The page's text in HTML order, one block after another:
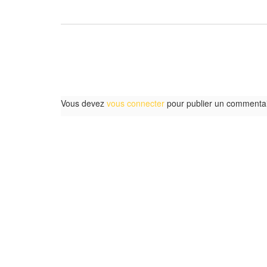
Vous devez vous connecter pour publier un